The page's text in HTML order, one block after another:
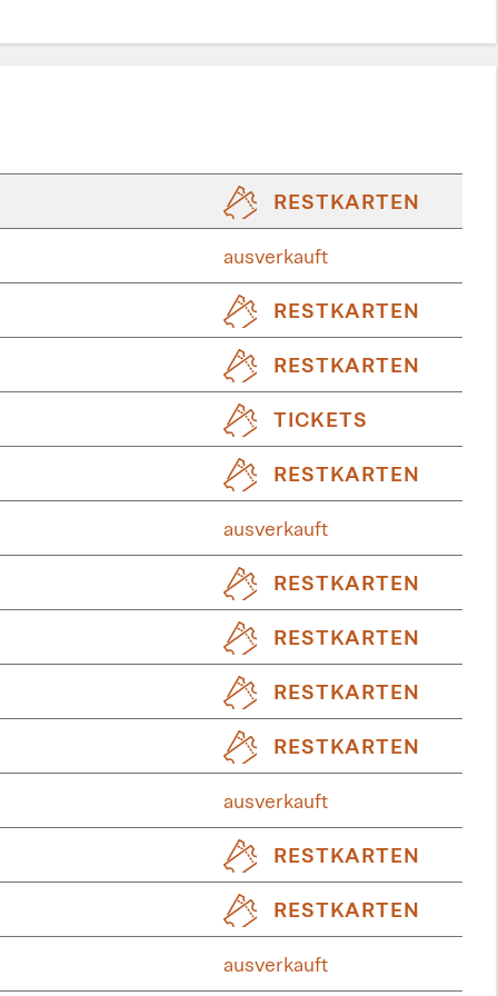
RESTKARTEN
ausverkauft
RESTKARTEN
RESTKARTEN
TICKETS
RESTKARTEN
ausverkauft
RESTKARTEN
RESTKARTEN
RESTKARTEN
RESTKARTEN
ausverkauft
RESTKARTEN
RESTKARTEN
ausverkauft